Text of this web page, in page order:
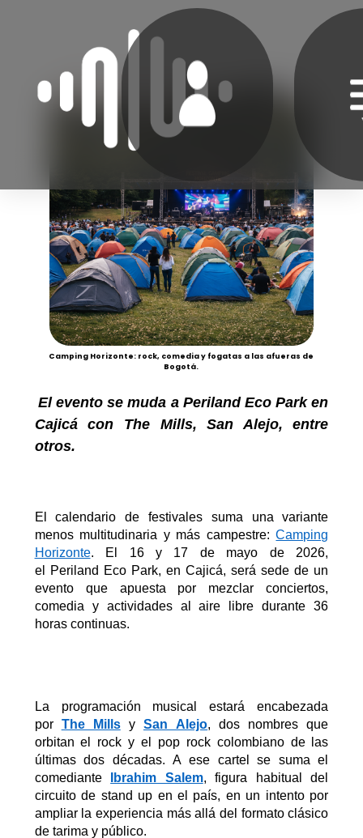
Camping Horizonte: rock, comedia y fogatas a las afueras de
Bogotá.
El evento se muda a PerilandEco Parken
Cajicá con TheMills, San Alejo, entre
otros.
El calendario de festivales suma una variante
menos multitudinaria y más campestre:Camping
Horizonte. E l 16 y 17 de mayo de 2026,
el
Periland Eco Park, en Cajicá, será sede de un
evento que apuesta por mezclar conciertos,
comedia y actividades al aire libre durante 36
horas continuas.
La programación musical estará encabezada
por The Mills y San Alejo, dos nombres que
orbitan el rock y el pop rock colombiano de las
últimas dos décadas. A ese cartel se suma el
comediante
Ibrahim Salem, figura habitual del
circuito de stand up en el país, en un intento por
ampliar la experiencia más allá del formato clásico
de tarima y público.